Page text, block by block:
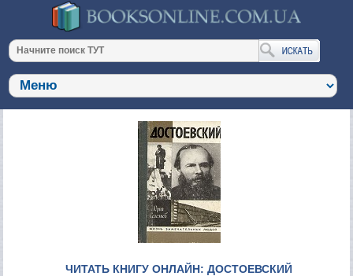
ЧИТАТЬ КНИГУ ОНЛАЙН: ДОСТОЕВСКИЙ